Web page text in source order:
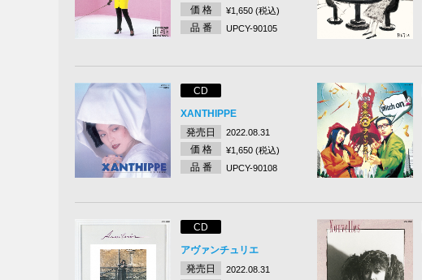
価 格 ¥1,650 (税込)
品 番 UPCY-90105
CD
XANTHIPPE
発売日
2022.08.31
価 格 ¥1,650 (税込)
品 番 UPCY-90108
CD
アヴァンチュリエ
発売日
2022.08.31